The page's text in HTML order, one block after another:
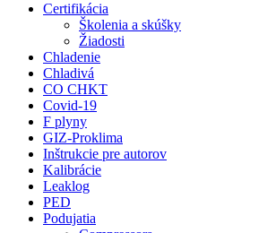
Certifikácia
Školenia a skúšky
Žiadosti
Chladenie
Chladivá
CO CHKT
Covid-19
F plyny
GIZ-Proklima
Inštrukcie pre autorov
Kalibrácie
Leaklog
PED
Podujatia